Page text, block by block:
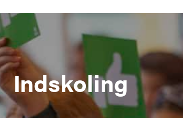
Indskoling